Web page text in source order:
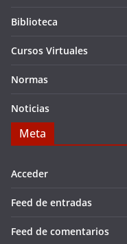
Biblioteca
Cursos Virtuales
Normas
Noticias
Meta
Acceder
Feed de entradas
Feed de comentarios